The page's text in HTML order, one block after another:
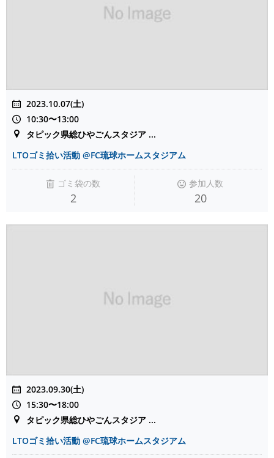
2023.10.07(土)
10:30〜13:00
タピック県総ひやごんスタジア ...
LTOゴミ拾い活動 @FC琉球ホームスタジアム
ゴミ袋の数
2
参加人数
20
2023.09.30(土)
15:30〜18:00
タピック県総ひやごんスタジア ...
LTOゴミ拾い活動 @FC琉球ホームスタジアム